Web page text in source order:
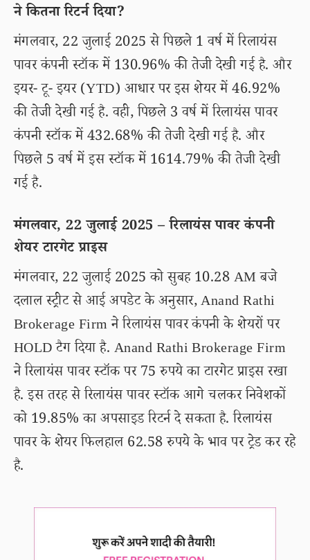
ने कितना रिटर्न दिया?
मंगलवार, 22 जुलाई 2025 से पिछले 1 वर्ष में रिलायंस
पावर कंपनी स्टॉक में 130.96% की तेजी देखी गई है. और
इयर- टू- इयर (YTD) आधार पर इस शेयर में 46.92%
की तेजी देखी गई है. वही, पिछले 3 वर्ष में रिलायंस पावर
कंपनी स्टॉक में 432.68% की तेजी देखी गई है. और
पिछले 5 वर्ष में इस स्टॉक में 1614.79% की तेजी देखी
गई है.
मंगलवार, 22 जुलाई 2025 – रिलायंस पावर कंपनी
शेयर टारगेट प्राइस
मंगलवार, 22 जुलाई 2025 को सुबह 10.28 AM बजे
दलाल स्ट्रीट से आई अपडेट के अनुसार, Anand Rathi
Brokerage Firm ने रिलायंस पावर कंपनी के शेयरों पर
HOLD टैग दिया है. Anand Rathi Brokerage Firm
ने रिलायंस पावर स्टॉक पर 75 रुपये का टारगेट प्राइस रखा
है. इस तरह से रिलायंस पावर स्टॉक आगे चलकर निवेशकों
को 19.85% का अपसाइड रिटर्न दे सकता है. रिलायंस
पावर के शेयर फिलहाल 62.58 रुपये के भाव पर ट्रेड कर रहे
है.